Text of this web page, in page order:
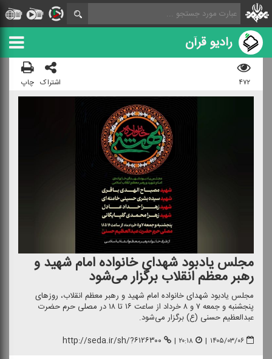
رادیو قرآن
۴۷۲ اشتراک چاپ
مجلس یادبود شهدای خانواده امام شهید و
رهبر معظم انقلاب برگزار می‌شود
مجلس یادبود شهدای خانواده امام شهید و رهبر معظم انقلاب، روزهای
پنجشنبه و جمعه ۷ و ۸ خرداد از ساعت ۱۶ تا ۱۸ در مصلی حرم حضرت
عبدالعظیم حسنی (ع) برگزار می‌شود.
۱۴۰۵/۰۳/۰۶ | ۲۰:۱۸ | http://seda.ir/sh/?۶۱۲۶۳۰۰